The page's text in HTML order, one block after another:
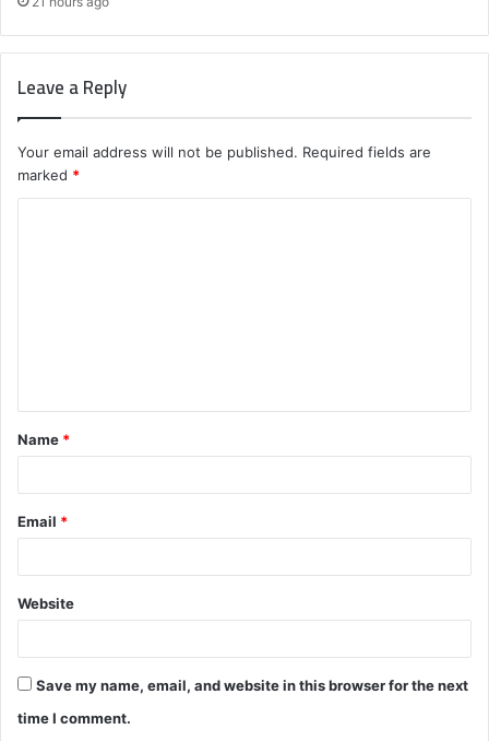
Leave a Reply
Your email address will not be published. Required fields are
marked *
t
*
Name *
Email *
Website
Save my name, email, and website in this browser for the next
time I comment.